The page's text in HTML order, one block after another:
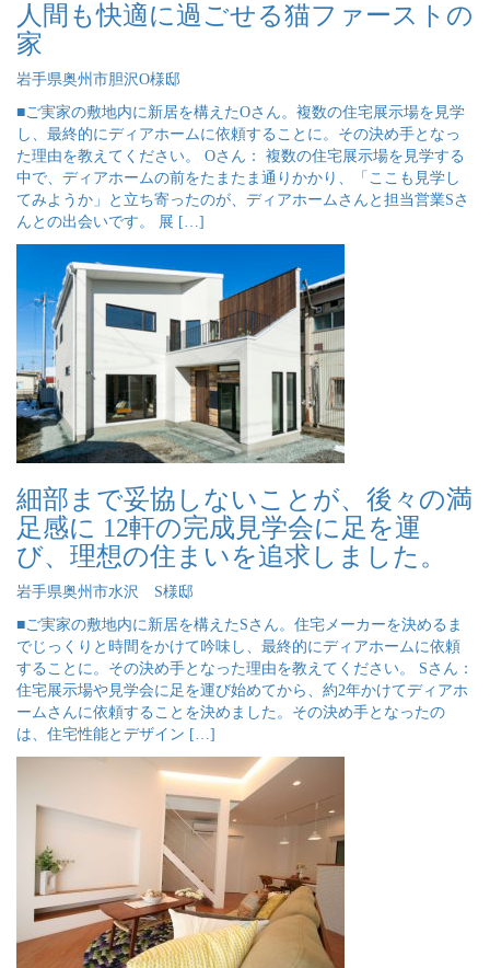
人間も快適に過ごせる猫ファーストの
家
岩手県奥州市胆沢O様邸
■ご実家の敷地内に新居を構えたOさん。複数の住宅展示場を見学
し、最終的にディアホームに依頼することに。その決め手となっ
た理由を教えてください。 Oさん： 複数の住宅展示場を見学する
中で、ディアホームの前をたまたま通りかかり、「ここも見学し
てみようか」と立ち寄ったのが、ディアホームさんと担当営業Sさ
んとの出会いです。 展 […]
細部まで妥協しないことが、後々の満
足感に 12軒の完成見学会に足を運
び、理想の住まいを追求しました。
岩手県奥州市水沢 S様邸
■ご実家の敷地内に新居を構えたSさん。住宅メーカーを決めるま
でじっくりと時間をかけて吟味し、最終的にディアホームに依頼
することに。その決め手となった理由を教えてください。 Sさん：
住宅展示場や見学会に足を運び始めてから、約2年かけてディアホ
ームさんに依頼することを決めました。その決め手となったの
は、住宅性能とデザイン […]